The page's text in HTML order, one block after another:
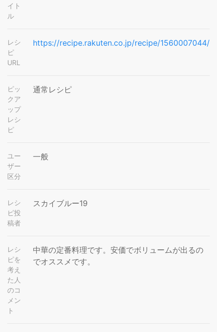
イト
ル
レシ
ピ
URL
https://recipe.rakuten.co.jp/recipe/1560007044/
ピッ
クア
ップ
レシ
ピ
通常レシピ
ユー
ザー
区分
一般
レシ
ピ投
稿者
スカイブルー19
レシ
ピを
考え
た人
のコ
メン
ト
中華の定番料理です。安価でボリュームが出るの
でオススメです。